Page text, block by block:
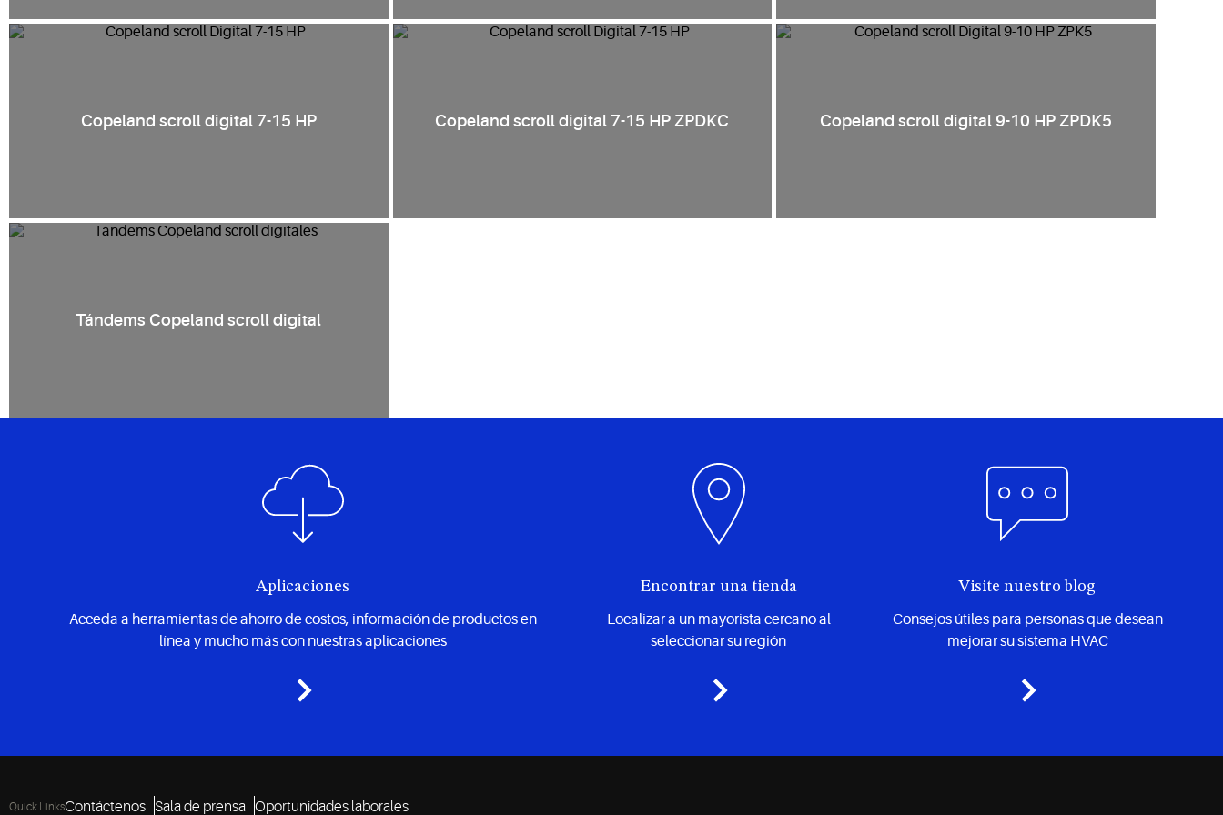
Copeland scroll digital 7-15 HP Copeland scroll digital 7-15 HP ZPDKC Copeland scroll digital 9-10 HP ZPDK5
Tándems Copeland scroll digital
Aplicaciones
Acceda a herramientas de ahorro de costos, información de productos en
línea y mucho más con nuestras aplicaciones
Encontrar una tienda
Localizar a un mayorista cercano al
seleccionar su región
Visite nuestro blog
Consejos útiles para personas que desean
mejorar su sistema HVAC
Quick LinksContáctenos Sala de prensa Oportunidades laborales